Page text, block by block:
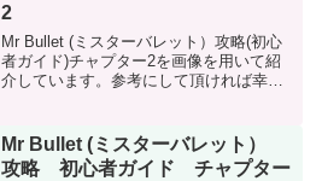
2
Mr Bullet (ミスターバレット）攻略(初心
者ガイド)チャプター2を画像を用いて紹
介しています。参考にして頂ければ幸い
Mr Bullet (ミスターバレット）
攻略 初心者ガイド チャプター